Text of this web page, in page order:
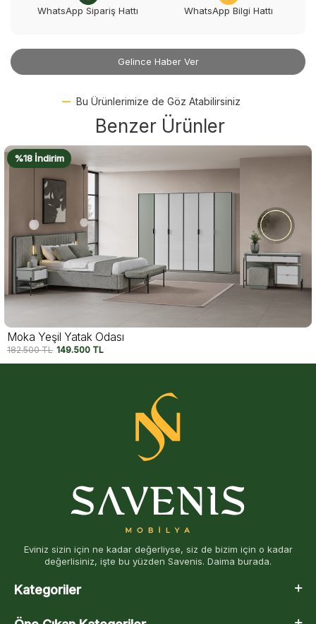
WhatsApp Sipariş Hattı WhatsApp Bilgi Hattı
Gelince Haber Ver
Bu Ürünlerimize de Göz Atabilirsiniz
Benzer Ürünler
%18 İndirim
Moka Yeşil Yatak Odası
182.500TL 149.500 TL
Eviniz sizin için ne kadar değerliyse, siz de bizim için o kadar
değerlisiniz, işte bu yüzden Savenis. Daima burada.
Kategoriler